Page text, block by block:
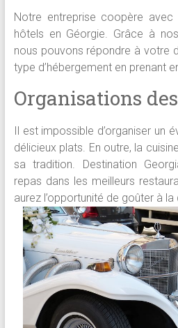
Notre entreprise coopère
hôtels en Géorgie. Grâce à
nous pouvons répondre à votre
type d’hébergement en prenant
Organisations
Il est impossible d’organiser un
délicieux plats. En outre, la
sa tradition. Destination
repas dans les meilleurs
aurez l’opportunité de goûter à